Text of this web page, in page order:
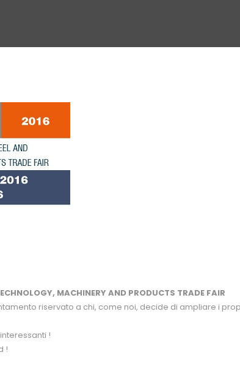
MACHINERY AND PRODUCTS TRADE FAIR
riservato a chi, come noi, decide di ampliare i
!
!